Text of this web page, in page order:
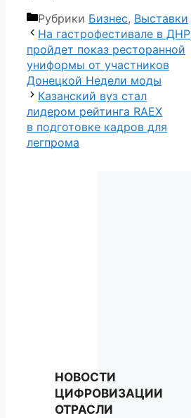
Рубрики Бизнес, Выставки
На гастрофестивале в ДНР
пройдет показ ресторанной
униформы от участников
Донецкой Недели моды
Казанский вуз стал
лидером рейтинга RAEX
в подготовке кадров для
легпрома
НОВОСТИ
ЦИФРОВИЗАЦИИ
ОТРАСЛИ